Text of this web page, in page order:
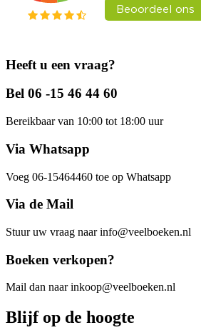
Heeft u een vraag?
Bel 06 -15 46 44 60
Bereikbaar van 10:00 tot 18:00 uur
Via Whatsapp
Voeg 06-15464460 toe op Whatsapp
Via de Mail
Stuur uw vraag naar info@veelboeken.nl
Boeken verkopen?
Mail dan naar inkoop@veelboeken.nl
Blijf op de hoogte